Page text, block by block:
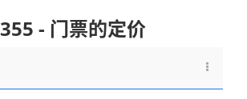
- 门票的定价